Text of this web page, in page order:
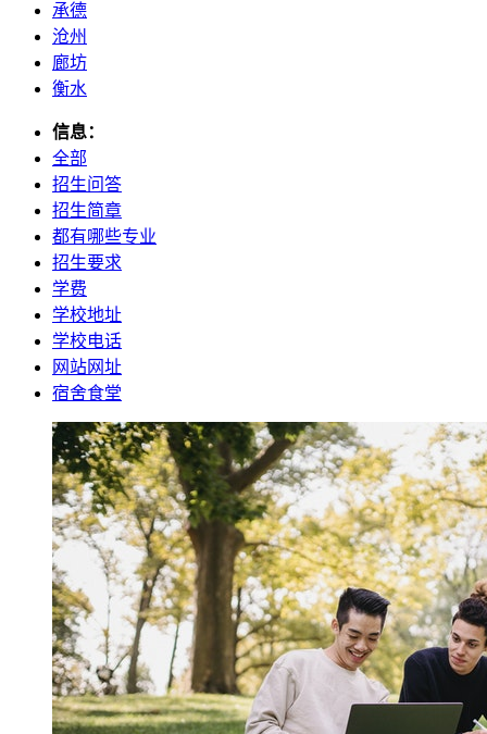
承德
沧州
廊坊
衡水
信息：
全部
招生问答
招生简章
都有哪些专业
招生要求
学费
学校地址
学校电话
网站网址
宿舍食堂